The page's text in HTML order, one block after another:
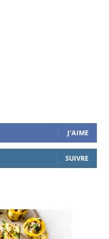
J'AIME
SUIVRE